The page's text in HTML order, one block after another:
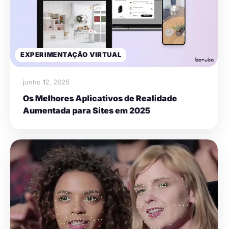
EXPERIMENTAÇÃO VIRTUAL
junho 12, 2025
Os Melhores Aplicativos de Realidade
Aumentada para Sites em 2025